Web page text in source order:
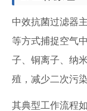
中效抗菌过滤器
等方式捕捉空气
子、铜离子、纳
殖，减少二次污染
其典型工作流程如